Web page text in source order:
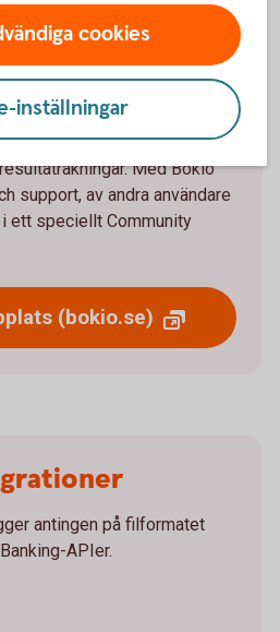
bokföring och fakturering till
Det riktar sig framför allt
företag, samt
använder AI-teknologi för att
automatisk kategorisering
rapporter - till
Med Bokio
support, av andra användare
ett speciellt Community
(bokio.se)
antingen på filformatet
APIer.
cookies
inställningar